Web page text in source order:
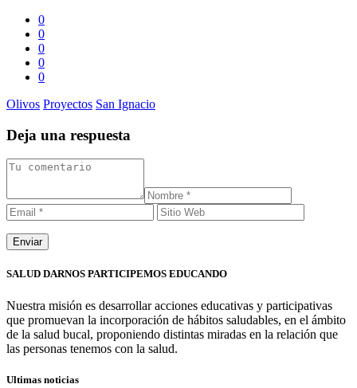
0
0
0
0
0
Olivos Proyectos San Ignacio
Deja una respuesta
SALUD DARNOS PARTICIPEMOS EDUCANDO
Nuestra misión es desarrollar acciones educativas y participativas
que promuevan la incorporación de hábitos saludables, en el ámbito
de la salud bucal, proponiendo distintas miradas en la relación que
las personas tenemos con la salud.
Ultimas noticias